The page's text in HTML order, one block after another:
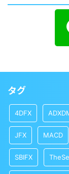
タグ
4DFX
JFX MACD
SBIFX